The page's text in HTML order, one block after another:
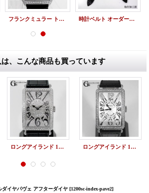
フランクミュラー トノーカーベックス 6850SC アフターダイヤ 時計ベルト オーダーメイド レザー&裏ラバー FRANCK MULLER
、こんな商品も買っています
ロングアイランド 1200SC アフターダイヤ パヴェ ロングアイランド 1200SC アフターダイヤ
ダイヤパヴェ アフターダイヤ [1200sc-index-pave2]